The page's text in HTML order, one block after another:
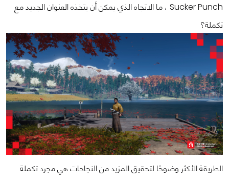
Sucker Punch ، ما الاتجاه الذي يمكن أن يتخذه العنوان الجديد مع
تكملة؟
الطريقة الأكثر وضوحًا لتحقيق المزيد من النجاحات هي مجرد تكملة